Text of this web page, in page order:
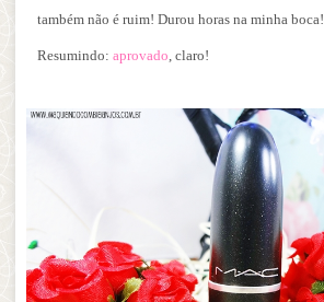
também não é ruim! Durou horas na minha boca!
Resumindo: aprovado, claro!